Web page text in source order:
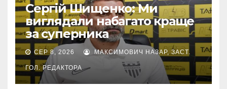
Сергій Шищенко: Ми
виглядали набагато краще
за суперника
СЕР 8, 2026 МАКСИМОВИЧ НАЗАР, ЗАСТ.
ГОЛ. РЕДАКТОРА